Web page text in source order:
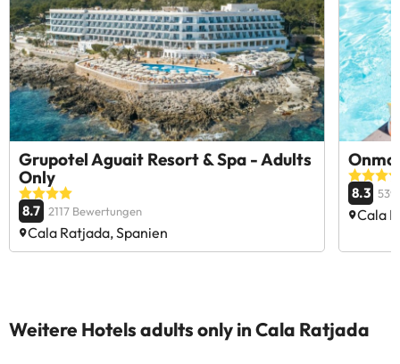
Grupotel Aguait Resort & Spa - Adults
Only
8.7 2117 Bewertungen
Cala Ratjada, Spanien
8.3
Cala
Weitere Hotels adults only in Cala Ratjada